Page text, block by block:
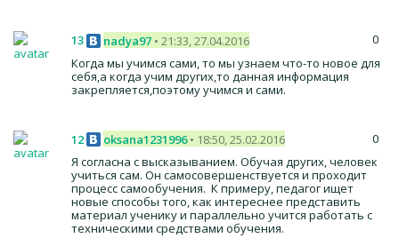
0
13 nadya97 • 21:33, 27.04.2016
Когда мы учимся сами, то мы узнаем что-то новое для
себя,а когда учим других,то данная информация
закрепляется,поэтому учимся и сами.
0
12 oksana1231996 • 18:50, 25.02.2016
Я согласна с высказыванием. Обучая других, человек
учиться сам. Он самосовершенствуется и проходит
процесс самообучения. К примеру, педагог ищет
новые способы того, как интереснее представить
материал ученику и параллельно учится работать с
техническими средствами обучения.